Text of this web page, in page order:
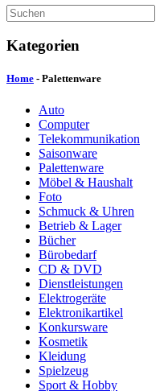
Kategorien
Home - Palettenware
Auto
Computer
Telekommunikation
Saisonware
Palettenware
Möbel & Haushalt
Foto
Schmuck & Uhren
Betrieb & Lager
Bücher
Bürobedarf
CD & DVD
Dienstleistungen
Elektrogeräte
Elektronikartikel
Konkursware
Kosmetik
Kleidung
Spielzeug
Sport & Hobby